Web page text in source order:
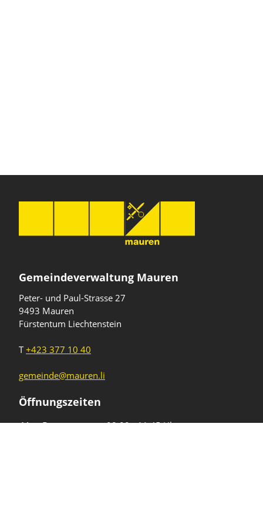
Gemeindeverwaltung Mauren
Peter- und Paul-Strasse 27
9493 Mauren
Fürstentum Liechtenstein
T+423 377 10 40
gemeinde@mauren.li
Öffnungszeiten
Mo - Do
08.00 - 11.45 Uhr